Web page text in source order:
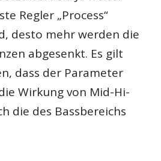
Regler „Process“
desto mehr werden die
abgesenkt. Es gilt
dass der Parameter
Wirkung von Mid-Hi-
die des Bassbereichs